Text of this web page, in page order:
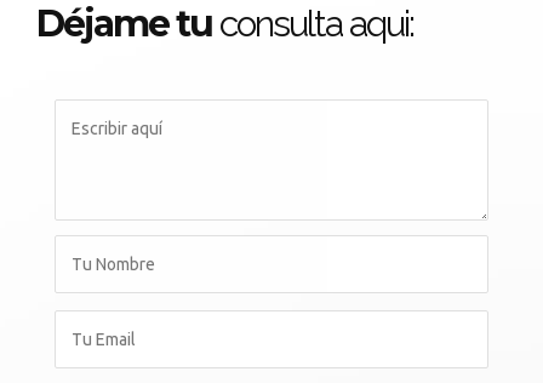
Déjame tu consulta aqui: